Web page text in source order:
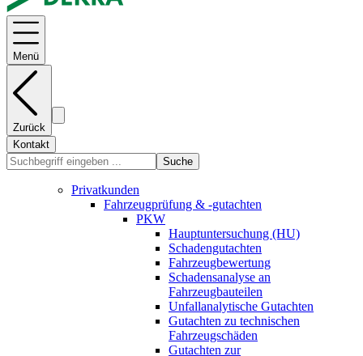
Menü
Zurück
Kontakt
Suche
Privatkunden
Fahrzeugprüfung & -gutachten
PKW
Hauptuntersuchung (HU)
Schadengutachten
Fahrzeugbewertung
Schadensanalyse an
Fahrzeugbauteilen
Unfallanalytische Gutachten
Gutachten zu technischen
Fahrzeugschäden
Gutachten zur